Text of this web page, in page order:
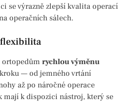
se výrazně zlepší kvalita operací
operačních sálech.
ortopedům rychlou výměnu
— od jemného vrtání
až po náročné operace
mají k dispozici nástroj, který se